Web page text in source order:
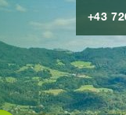
+43